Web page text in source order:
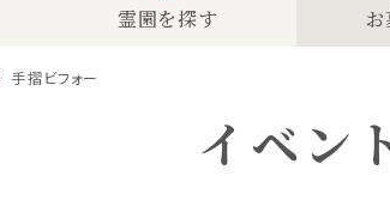
霊園を探す
手摺ビフォー
イベン